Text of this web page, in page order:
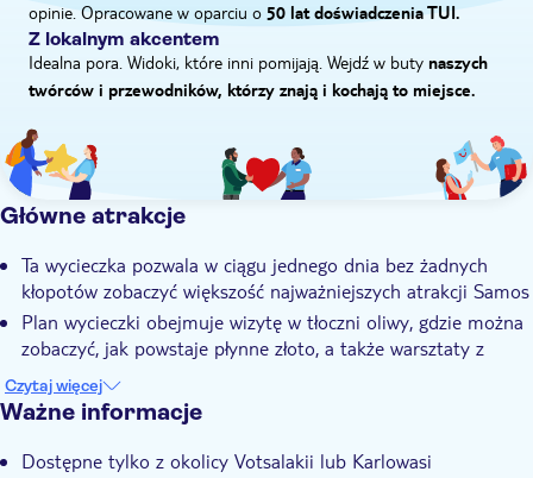
opinie. Opracowane w oparciu o 50 lat doświadczenia TUI.
Z lokalnym akcentem
Idealna pora. Widoki, które inni pomijają. Wejdź w buty naszych
twórców i przewodników, którzy znają i kochają to miejsce.
Główne atrakcje
Ta wycieczka pozwala w ciągu jednego dnia bez żadnych
kłopotów zobaczyć większość najważniejszych atrakcji Samos
Plan wycieczki obejmuje wizytę w tłoczni oliwy, gdzie można
zobaczyć, jak powstaje płynne złoto, a także warsztaty z
tworzenia ceramiki
Zobaczysz świątynię Hery i 500-letni klasztor prawosławny
będzie można również wziąć udział w degustacji wina
Czytaj więcej
Ważne informacje
Dostępne tylko z okolicy Votsalakii lub Karlowasi